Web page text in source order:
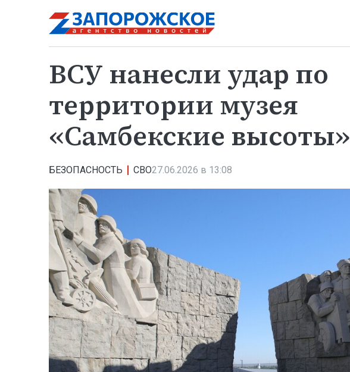
ВСУ нанесли удар по
территории музея
«Самбекские высоты»
БЕЗОПАСНОСТЬ СВО27.06.2026 в 13:08